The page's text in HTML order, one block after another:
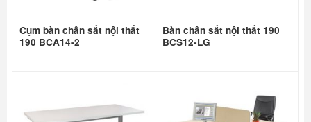
Cụm bàn chân sắt nội thất
190 BCA14-2
Bàn chân sắt nội thất 190
BCS12-LG